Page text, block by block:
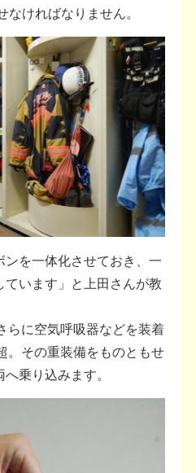
ければなりません。
ンを一体化させておき、一
います」と上田さんが教
らに空気呼吸器などを装着
。その重装備をものともせ
乗り込みます。